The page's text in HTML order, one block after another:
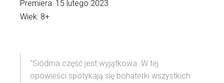
Premiera: 15 lutego 2023
Wiek: 8+
“Siódma część jest wyjątkowa. W tej
opowieści spotykają się bohaterki wszystkich